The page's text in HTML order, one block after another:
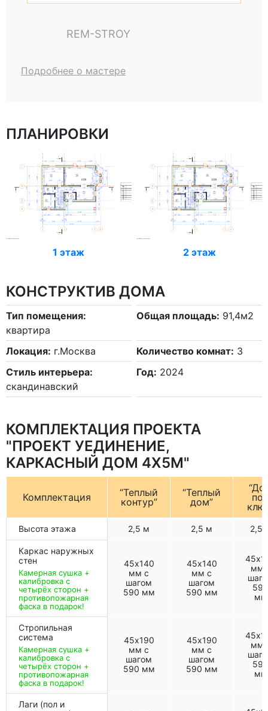
REM-STROY
Подробнее о мастере
ПЛАНИРОВКИ
1 этаж 2 этаж
КОНСТРУКТИВ ДОМА
Тип помещения:
квартира
Общая площадь: 91,4м2
Локация: г.Москва Количество комнат: 3
Стиль интерьера:
скандинавский
Год: 2024
КОМПЛЕКТАЦИЯ ПРОЕКТА
"ПРОЕКТ УЕДИНЕНИЕ,
КАРКАСНЫЙ ДОМ 4X5М"
Комплектация
“Теплый
контур”
“Теплый
дом”
Высота этажа 2,5 м 2,5 м 2,5
Каркас наружных
стен
Камерная сушка +
калибровка с
четырёх сторон +
противопожарная
фаска в подарок!
45х140
мм с
шагом
590 мм
45х140
мм с
шагом
590 мм
мм
590
мм
Стропильная
система
Камерная сушка +
калибровка с
четырёх сторон +
противопожарная
фаска в подарок!
45х190
мм с
шагом
590 мм
45х190
мм с
шагом
590 мм
мм
590
мм
Лаги (пол и